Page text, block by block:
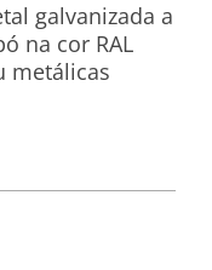
galvanizada a
na cor RAL
metálicas